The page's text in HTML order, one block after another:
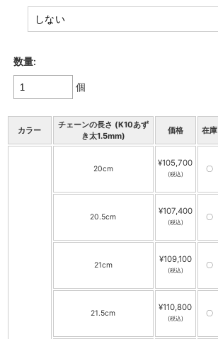
数量:
個
カラー
チェーンの長さ (K10あず
き太1.5mm)
価格 在庫
20cm
¥105,700
(税込)
〇
20.5cm
¥107,400
(税込)
〇
21cm
¥109,100
(税込)
〇
21.5cm
¥110,800
(税込)
〇